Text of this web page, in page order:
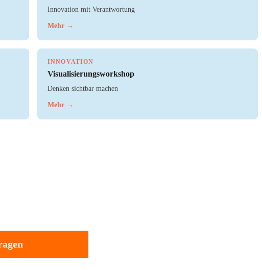
Innovation mit Verantwortung
Mehr →
INNOVATION
Visualisierungsworkshop
Denken sichtbar machen
Mehr →